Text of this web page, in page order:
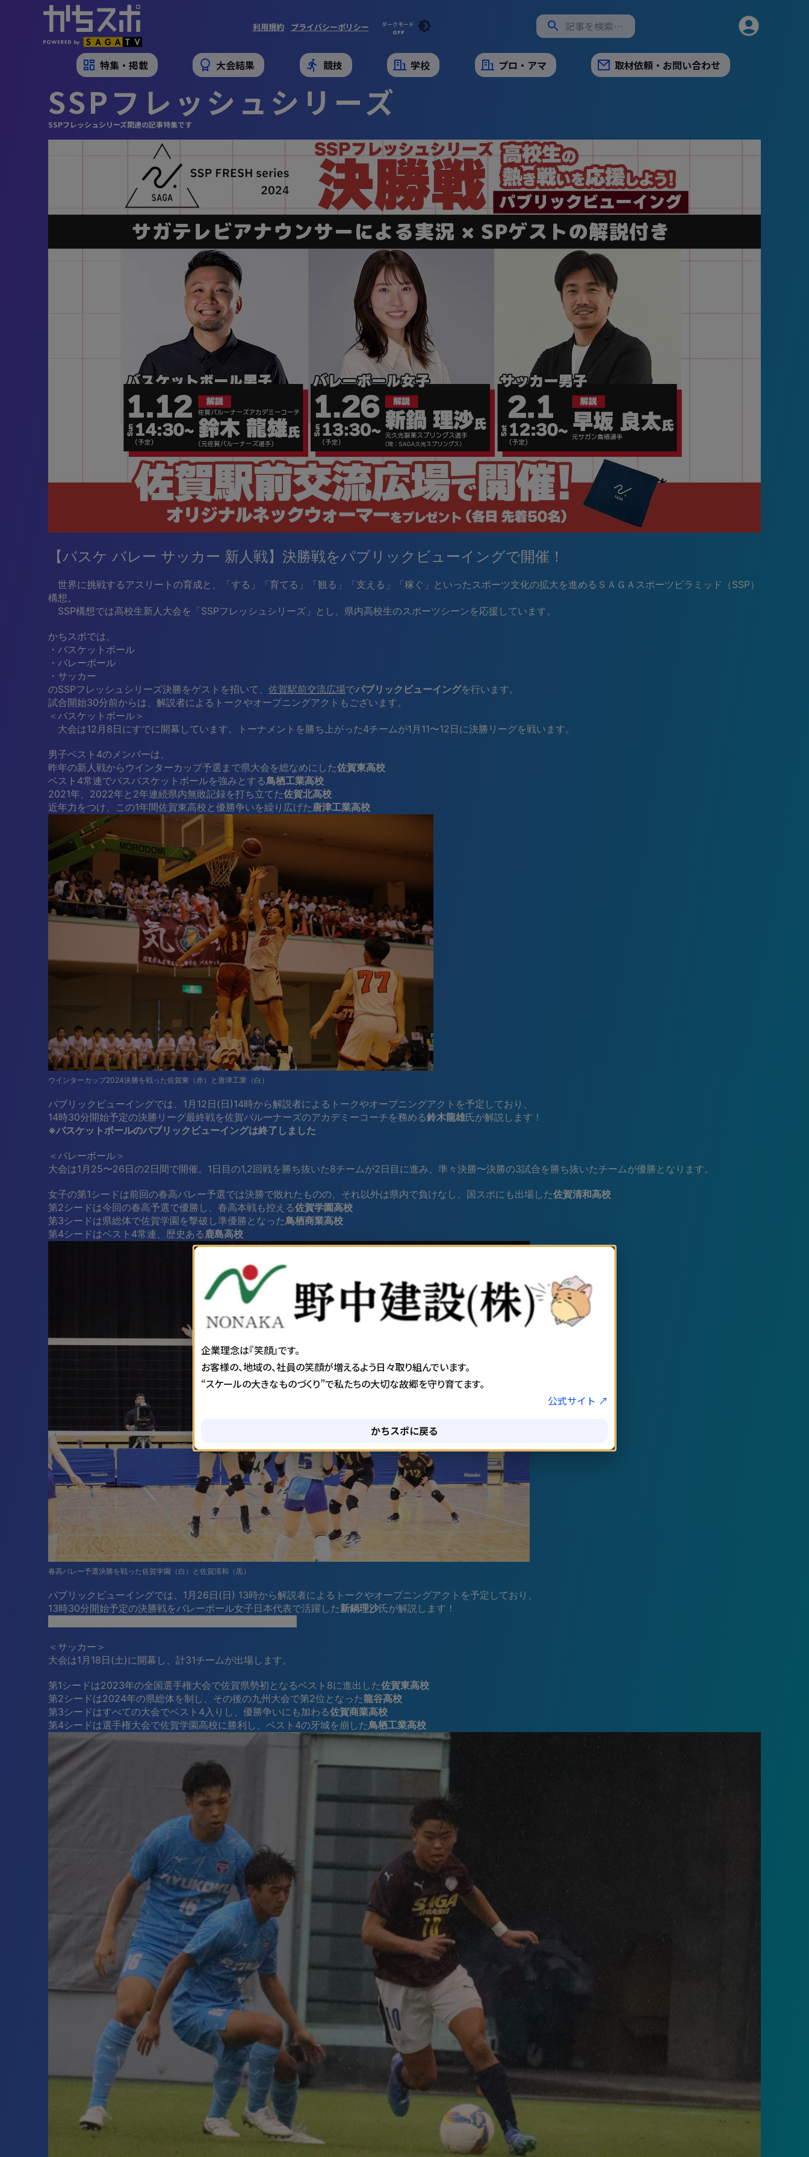
利用規約 プライバシーポリシー
ダークモード
OFF
特集・掲載 大会結果 競技 学校 プロ・アマ 取材依頼・お問い合わせ
SSPフレッシュシリーズ
SSPフレッシュシリーズ関連の記事特集です
【バスケ バレー サッカー 新人戦】決勝戦をパブリックビューイングで開催！
世界に挑戦するアスリートの育成と、「する」「育てる」「観る」「支える」「稼ぐ」といったスポーツ文化の拡大を進めるＳＡＧＡスポーツピラミッド（SSP）
構想。
SSP構想では高校生新人大会を「SSPフレッシュシリーズ」とし、県内高校生のスポーツシーンを応援しています。
かちスポでは、
・バスケットボール
・バレーボール
・サッカー
のSSPフレッシュシリーズ決勝をゲストを招いて、 佐賀駅前交流広場でパブリックビューイングを行います。
試合開始30分前からは、解説者によるトークやオープニングアクトもございます。
＜バスケットボール＞
大会は12月8日にすでに開幕しています。トーナメントを勝ち上がった4チームが1月11〜12日に決勝リーグを戦います。
男子ベスト4のメンバーは、
昨年の新人戦からウインターカップ予選まで県大会を総なめにした佐賀東高校
ベスト4常連でパスバスケットボールを強みとする鳥栖工業高校
2021年、2022年と2年連続県内無敗記録を打ち立てた佐賀北高校
近年力をつけ、この1年間佐賀東高校と優勝争いを繰り広げた 唐津工業高校
ウインターカップ2024決勝を戦った佐賀東（赤）と唐津工業（白）
パブリックビューイングでは、1月12日(日)14時から解説者によるトークやオープニングアクトを予定しており、
14時30分開始予定の決勝リーグ最終戦を佐賀バルーナーズのアカデミーコーチを務める鈴木龍雄氏が解説します！
※バスケットボールのパブリックビューイングは終了しました
＜バレーボール＞
大会は1月25〜26日の2日間で開催。1日目の1,2回戦を勝ち抜いた8チームが2日目に進み、準々決勝〜決勝の3試合を勝ち抜いたチームが優勝となります。
女子の第1シードは前回の春高バレー予選では決勝で敗れたものの、それ以外は県内で負けなし、国スポにも出場した佐賀清和高校
第2シードは今回の春高予選で優勝し、春高本戦も控える佐賀学園高校
第3シードは県総体で佐賀学園を撃破し準優勝となった鳥栖商業高校
第4シードはベスト4常連、歴史ある 鹿島高校
春高バレー予選決勝を戦った佐賀学園（白）と佐賀清和（黒）
パブリックビューイングでは、1月26日(日) 13時から解説者によるトークやオープニングアクトを予定しており、
13時30分開始予定の決勝戦をバレーボール女子日本代表で活躍した新鍋理沙氏が解説します！
＜サッカー＞
大会は1月18日(土)に開幕し、計31チームが出場します。
第1シードは2023年の全国選手権大会で佐賀県勢初となるベスト8に進出した佐賀東高校
第2シードは2024年の県総体を制し、その後の九州大会で第2位となった龍谷高校
第3シードはすべての大会でベスト4入りし、優勝争いにも加わる佐賀商業高校
第4シードは選手権大会で佐賀学園高校に勝利し、ベスト4の牙城を崩した鳥栖工業高校
企業理念は『笑顔』です。
お客様の、地域の、社員の笑顔が増えるよう日々取り組んでいます。
“スケールの大きなものづくり”で私たちの大切な故郷を守り育てます。
公式サイト ↗
かちスポに戻る